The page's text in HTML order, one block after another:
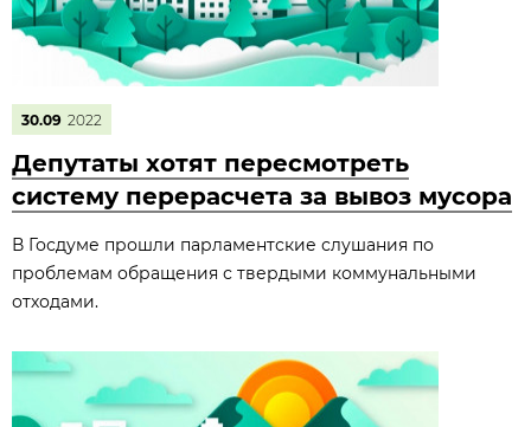
30.09 2022
Депутаты хотят пересмотреть
систему перерасчета за вывоз мусора
В Госдуме прошли парламентские слушания по
проблемам обращения с твердыми коммунальными
отходами.